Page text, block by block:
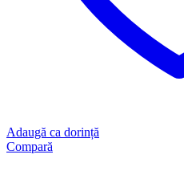
Adaugă ca dorință
Compară